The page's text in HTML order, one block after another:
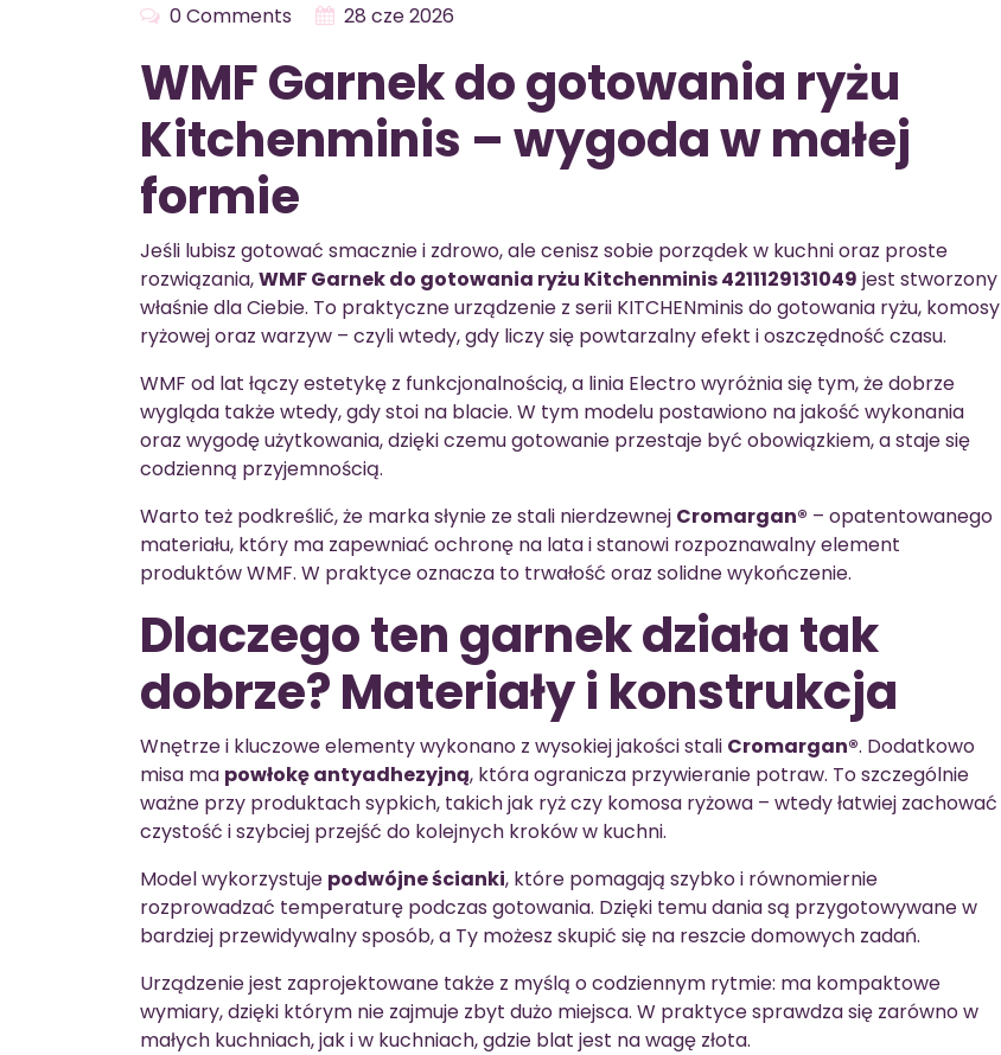
0 Comments 28 cze 2026
WMF Garnek do gotowania ryżu
Kitchenminis – wygoda w małej
formie
Jeśli lubisz gotować smacznie i zdrowo, ale cenisz sobie porządek w kuchni oraz proste
rozwiązania,WMF Garnek do gotowania ryżu Kitchenminis 4211129131049 jest stworzony
właśnie dla Ciebie. To praktyczne urządzenie z serii KITCHENminis do gotowania ryżu, komosy
ryżowej oraz warzyw – czyli wtedy, gdy liczy się powtarzalny efekt i oszczędność czasu.
WMF od lat łączy estetykę z funkcjonalnością, a linia Electro wyróżnia się tym, że dobrze
wygląda także wtedy, gdy stoi na blacie. W tym modelu postawiono na jakość wykonania
oraz wygodę użytkowania, dzięki czemu gotowanie przestaje być obowiązkiem, a staje się
codzienną przyjemnością.
Warto też podkreślić, że marka słynie ze stali nierdzewnej Cromargan® – opatentowanego
materiału, który ma zapewniać ochronę na lata i stanowi rozpoznawalny element
produktów WMF. W praktyce oznacza to trwałość oraz solidne wykończenie.
Dlaczego ten garnek działa tak
dobrze? Materiały i konstrukcja
Wnętrze i kluczowe elementy wykonano z wysokiej jakości stali Cromargan®. Dodatkowo
misa ma powłokę antyadhezyjną, która ogranicza przywieranie potraw. To szczególnie
ważne przy produktach sypkich, takich jak ryż czy komosa ryżowa – wtedy łatwiej zachować
czystość i szybciej przejść do kolejnych kroków w kuchni.
Model wykorzystuje podwójne ścianki, które pomagają szybko i równomiernie
rozprowadzać temperaturę podczas gotowania. Dzięki temu dania są przygotowywane w
bardziej przewidywalny sposób, a Ty możesz skupić się na reszcie domowych zadań.
Urządzenie jest zaprojektowane także z myślą o codziennym rytmie: ma kompaktowe
wymiary, dzięki którym nie zajmuje zbyt dużo miejsca. W praktyce sprawdza się zarówno w
małych kuchniach, jak i w kuchniach, gdzie blat jest na wagę złota.